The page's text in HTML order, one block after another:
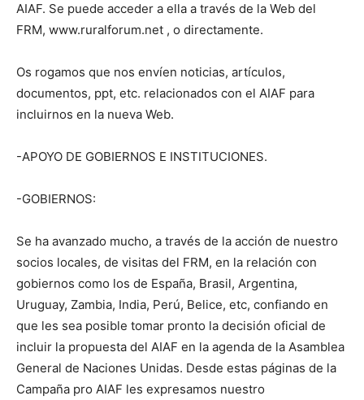
AIAF. Se puede acceder a ella a través de la Web del
FRM, www.ruralforum.net , o directamente.
Os rogamos que nos envíen noticias, artículos,
documentos, ppt, etc. relacionados con el AIAF para
incluirnos en la nueva Web.
-APOYO DE GOBIERNOS E INSTITUCIONES.
-GOBIERNOS:
Se ha avanzado mucho, a través de la acción de nuestro
socios locales, de visitas del FRM, en la relación con
gobiernos como los de España, Brasil, Argentina,
Uruguay, Zambia, India, Perú, Belice, etc, confiando en
que les sea posible tomar pronto la decisión oficial de
incluir la propuesta del AIAF en la agenda de la Asamblea
General de Naciones Unidas. Desde estas páginas de la
Campaña pro AIAF les expresamos nuestro